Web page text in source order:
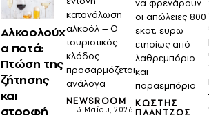
Αλκοολούχ
α ποτά:
Πτώση της
ζήτησης
και
στροφή
κατανάλωση
αλκοόλ – Ο
τουριστικός
κλάδος
προσαρμόζεται
ανάλογα
NEWSROOM
3 Μαΐου, 2026
να φρενάρουν
οι απώλειες 800
εκατ. ευρω
ετησίως από
λαθρεμπόριο
και
παραεμπόριο
ΚΩΣΤΉΣ
ΠΛΆΝΤΖΟΣ